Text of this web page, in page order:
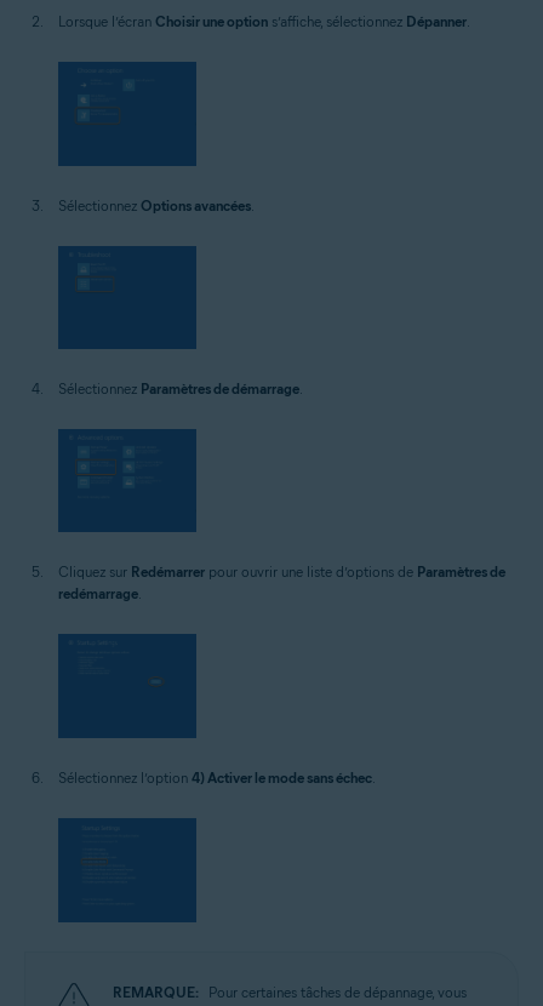
Lorsque l’écran Choisir une option s’affiche, sélectionnez Dépanner.
Sélectionnez Options avancées
Sélectionnez Paramètres de démarrage.
Cliquez sur Redémarrer pour ouvrir une liste d’options de Paramètres de
redémarrage.
Sélectionnez l’option 4) Activer le mode sans échec.
REMARQUE:
Pour certaines tâches de dépannage, vous